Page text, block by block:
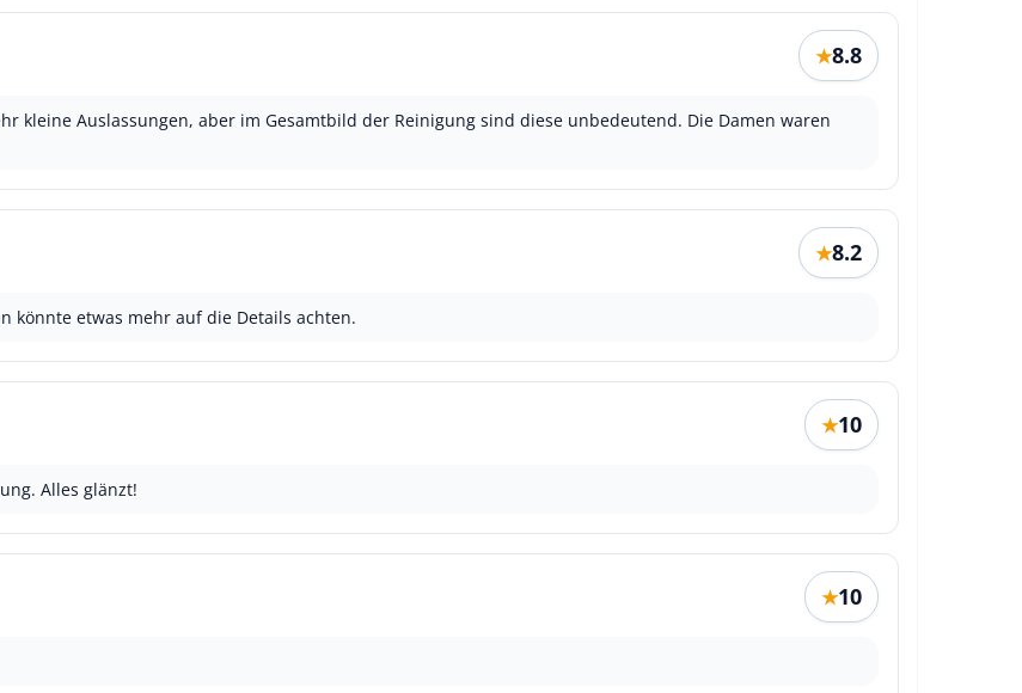
★8.8
kleine Auslassungen, aber im Gesamtbild der Reinigung sind diese unbedeutend. Die Damen waren
★8.2
könnte etwas mehr auf die Details achten.
★10
Alles glänzt!
★10